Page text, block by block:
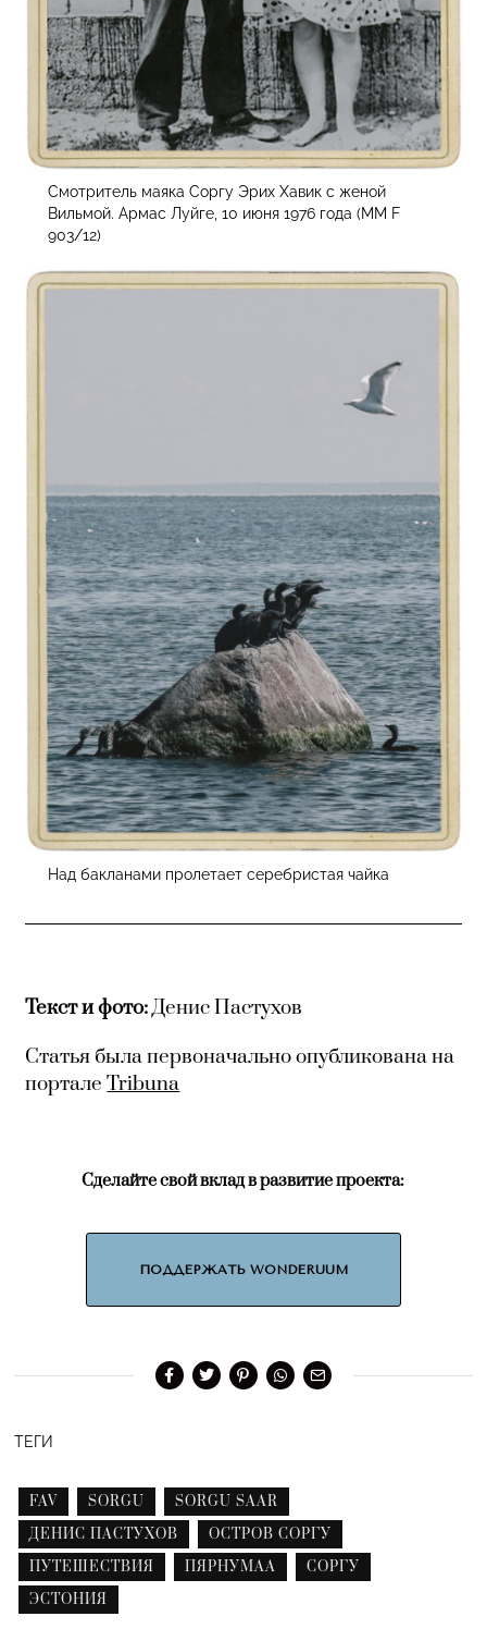
Смотритель маяка Соргу Эрих Хавик с женой
Вильмой. Армас Луйге, 10 июня 1976 года (MM F
903/12)
Над бакланами пролетает серебристая чайка
Текст и фото:Денис Пастухов
Статья была первоначально опубликована на
порталеTribuna
Сделайте свой вклад в развитие проекта:
ПОДДЕРЖАТЬ WONDERUUM
ТЕГИ
FAV SORGU
SORGU SAAR
ДЕНИС ПАСТУХОВ
ОСТРОВ СОРГУ
ПУТЕШЕСТВИЯ
ПЯРНУМАА
СОРГУ
ЭСТОНИЯ